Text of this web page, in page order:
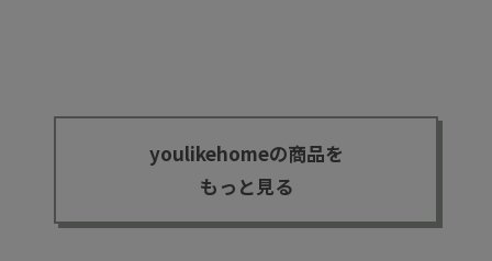
youlikehomeの商品を
もっと見る